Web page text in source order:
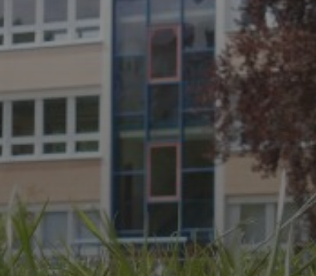
JULI 8, 2026
UNSER SCHUL-/SPORTFEST